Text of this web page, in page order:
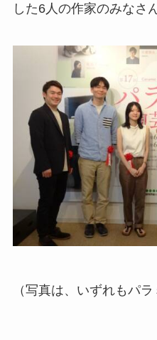
した6人の作家のみなさん
（写真は、いずれもパ